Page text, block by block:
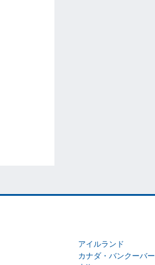
アイルランド
カナダ・バンクーバー